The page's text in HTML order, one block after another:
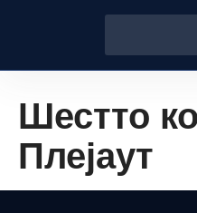
Шестто
Плејаут